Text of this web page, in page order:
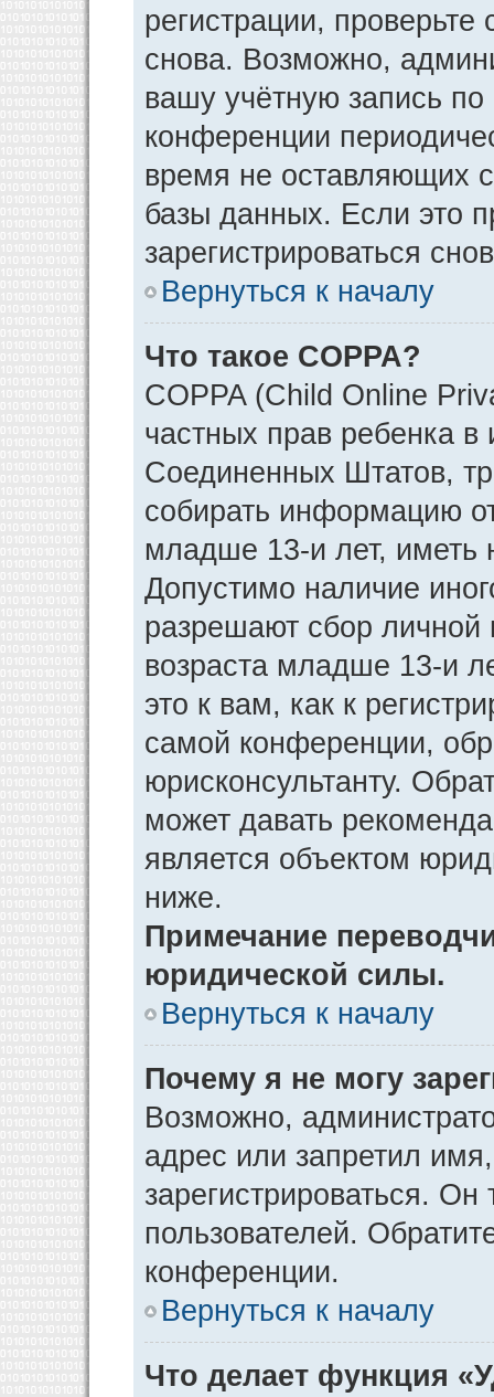
регистрации,
снова. Возможно,
вашу учётную запись
конференции
время не оставляющих
базы данных. Если это
зарегистрироваться
Вернуться к началу
Что такое COPPA?
COPPA (Child Online
частных прав ребенка в
Соединенных Штатов,
собирать информацию
младше 13-и лет, иметь
Допустимо наличие
разрешают сбор
возраста младше 13-и
это к вам, как к
самой конференции,
юрисконсультанту.
может давать
является объектом
ниже.
Примечание
юридической силы.
Вернуться к началу
Почему я не могу
Возможно,
адрес или запретил
зарегистрироваться.
пользователей.
конференции.
Вернуться к началу
Что делает функция